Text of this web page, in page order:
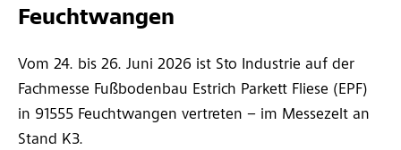
Feuchtwangen
Vom 24. bis 26. Juni 2026 ist Sto Industrie auf der
Fachmesse Fußbodenbau Estrich Parkett Fliese (EPF)
in 91555 Feuchtwangen vertreten – im Messezelt an
Stand K3.